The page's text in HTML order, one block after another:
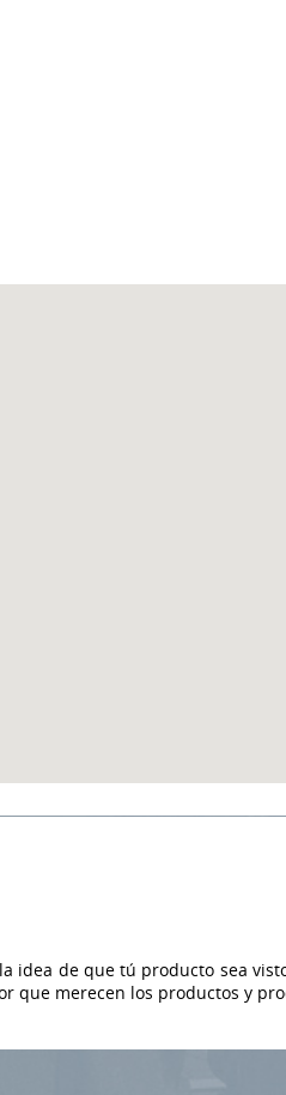
idea de que tú producto sea
que merecen los productos y